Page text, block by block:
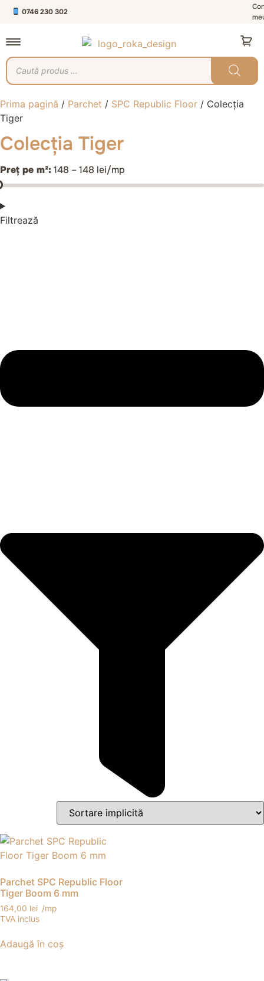
0746 230 302
Prima pagină / Parchet / SPC Republic Floor / Colecția
Tiger
Colecția Tiger
Preț pe m²: 148 – 148 lei/mp
Filtrează
Parchet SPC Republic Floor
Tiger Boom 6 mm
164,00 lei /mp
TVA inclus
Adaugă în coș